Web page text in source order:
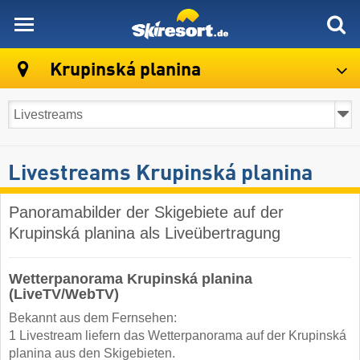
Krupinská planina
Livestreams Krupinská planina
Panoramabilder der Skigebiete auf der
Krupinská planina als Liveübertragung
Wetterpanorama Krupinská planina
(LiveTV/WebTV)
Bekannt aus dem Fernsehen:
1 Livestream liefern das Wetterpanorama auf der Krupinská
planina aus den Skigebieten.